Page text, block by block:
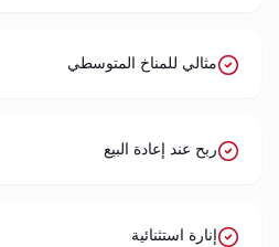
مثالي للمناخ المتوسطي
ربح عند إعادة البيع
إنارة استثنائية